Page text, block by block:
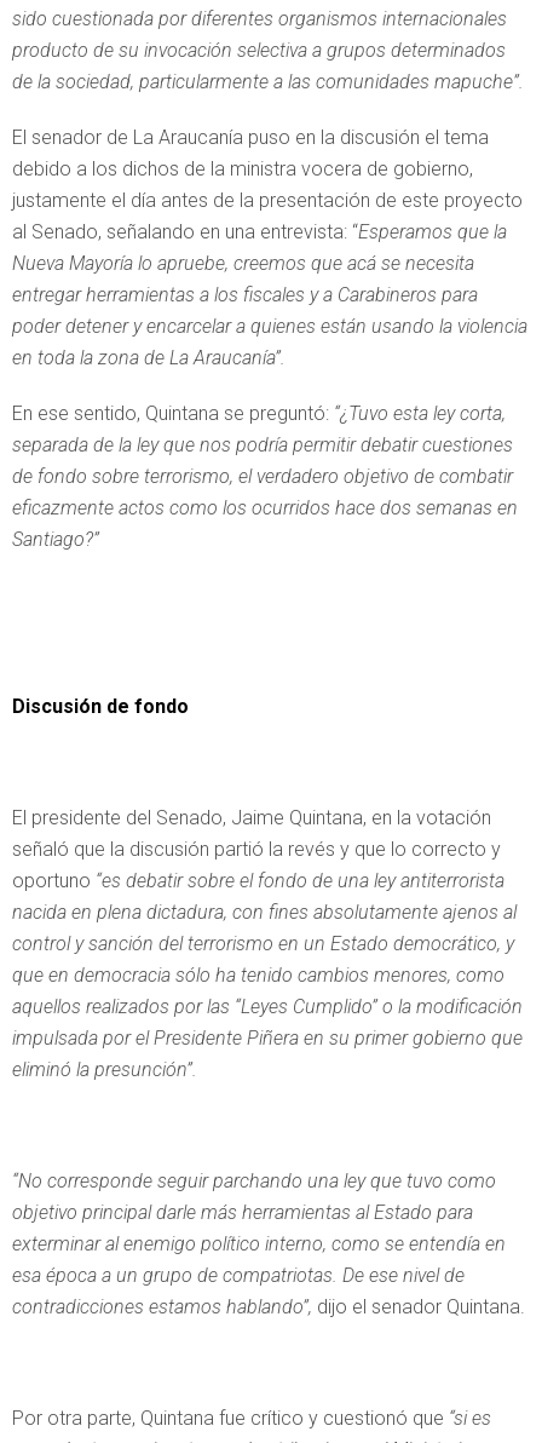
sido cuestionada por diferentes organismos internacionales
producto de su invocación selectiva a grupos determinados
de la sociedad, particularmente a las comunidades mapuche”.
El senador de La Araucanía puso en la discusión el tema
debido a los dichos de la ministra vocera de gobierno,
justamente el día antes de la presentación de este proyecto
al Senado, señalando en una entrevista: “Esperamos que la
Nueva Mayoría lo apruebe, creemos que acá se necesita
entregar herramientas a los fiscales y a Carabineros para
poder detener y encarcelar a quienes están usando la violencia
en toda la zona de La Araucanía”.
En ese sentido, Quintana se preguntó: “¿Tuvo esta ley corta,
separada de la ley que nos podría permitir debatir cuestiones
de fondo sobre terrorismo, el verdadero objetivo de combatir
eficazmente actos como los ocurridos hace dos semanas en
Santiago?”
Discusión de fondo
El presidente del Senado, Jaime Quintana, en la votación
señaló que la discusión partió la revés y que lo correcto y
oportuno “es debatir sobre el fondo de una ley antiterrorista
nacida en plena dictadura, con fines absolutamente ajenos al
control y sanción del terrorismo en un Estado democrático, y
que en democracia sólo ha tenido cambios menores, como
aquellos realizados por las “Leyes Cumplido” o la modificación
impulsada por el Presidente Piñera en su primer gobierno que
eliminó la presunción”.
“No corresponde seguir parchando una ley que tuvo como
objetivo principal darle más herramientas al Estado para
exterminar al enemigo político interno, como se entendía en
esa época a un grupo de compatriotas. De ese nivel de
contradicciones estamos hablando”, dijo el senador Quintana.
Por otra parte, Quintana fue crítico y cuestionó que “si es